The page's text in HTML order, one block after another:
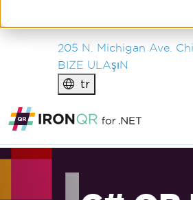
205 N. Michigan Ave.
BIZE ULAşıN
tr